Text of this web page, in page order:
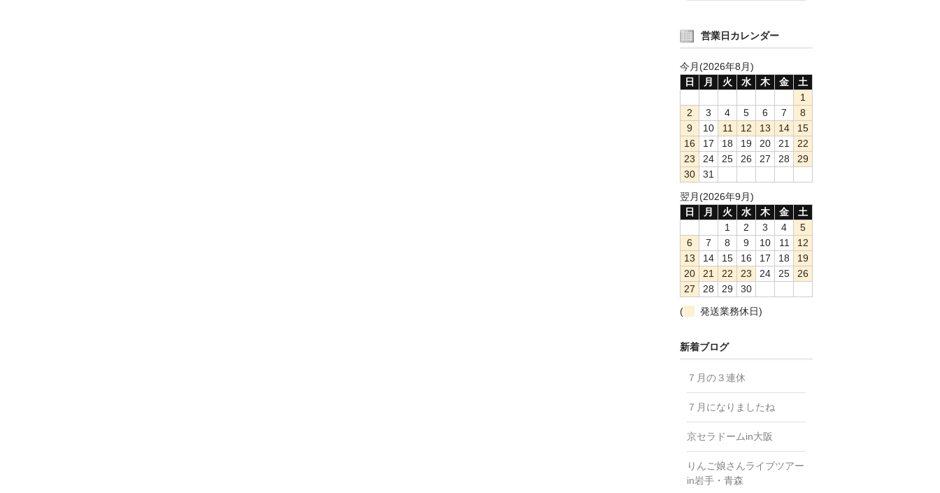
営業日カレンダー
今月(2026年8月)
日
月 火 水 木 金
土
1
2
3 4 5 6 7
8
9
10 11 12 13 14
15
16
17 18 19 20 21
22
23
24 25 26 27 28
29
30
31
翌月(2026年9月)
日
月 火 水 木 金
土
1
2 3 4
5
6
7 8 9 10 11
12
13
14 15 16 17 18
19
20
21 22 23 24 25
26
27
28 29
30
(
発送業務休日)
新着ブログ
７月の３連休
７月になりましたね
京セラドームin大阪
りんご娘さんライブツアー
in岩手・青森